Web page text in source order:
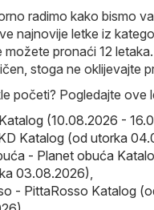
radimo kako bismo
najnovije letke iz
možete pronaći 12
stoga ne oklijevajte
početi? Pogledajte ove
(10.08.2026 -
Katalog (od utorka
- Planet obuća
03.08.2026),
- PittaRosso Katalog